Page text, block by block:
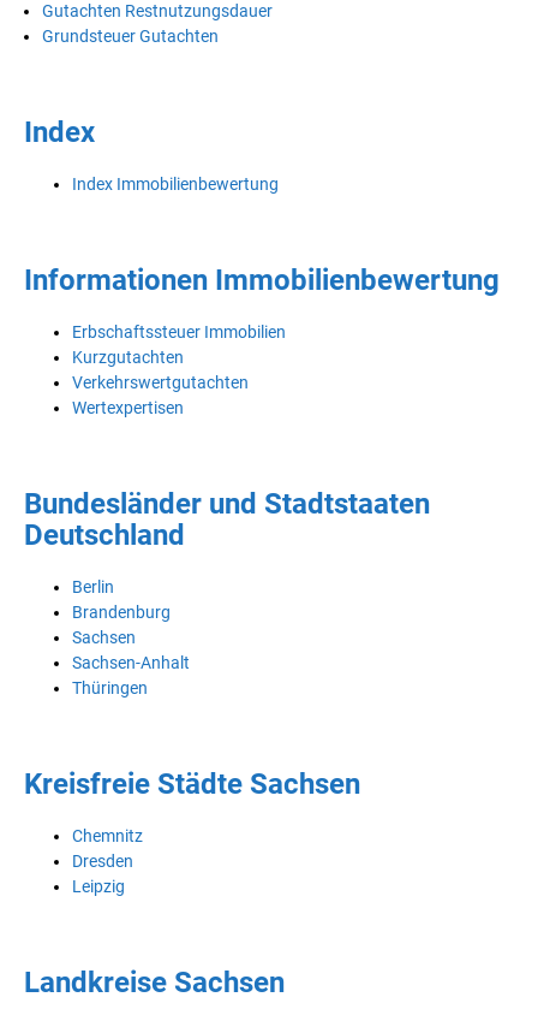
Gutachten Restnutzungsdauer
Grundsteuer Gutachten
Index
Index Immobilienbewertung
Informationen Immobilienbewertung
Erbschaftssteuer Immobilien
Kurzgutachten
Verkehrswertgutachten
Wertexpertisen
Bundesländer und Stadtstaaten
Deutschland
Berlin
Brandenburg
Sachsen
Sachsen-Anhalt
Thüringen
Kreisfreie Städte Sachsen
Chemnitz
Dresden
Leipzig
Landkreise Sachsen